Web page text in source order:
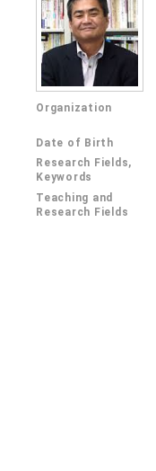
Organization
Date of Birth
Research Fields,
Keywords
Teaching and
Research Fields